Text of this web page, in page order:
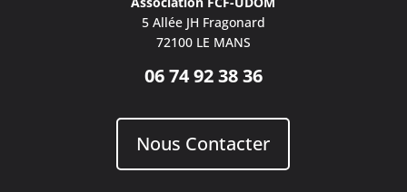
5 Allée JH Fragonard
72100 LE MANS
06 74 92 38 36
Nous Contacter